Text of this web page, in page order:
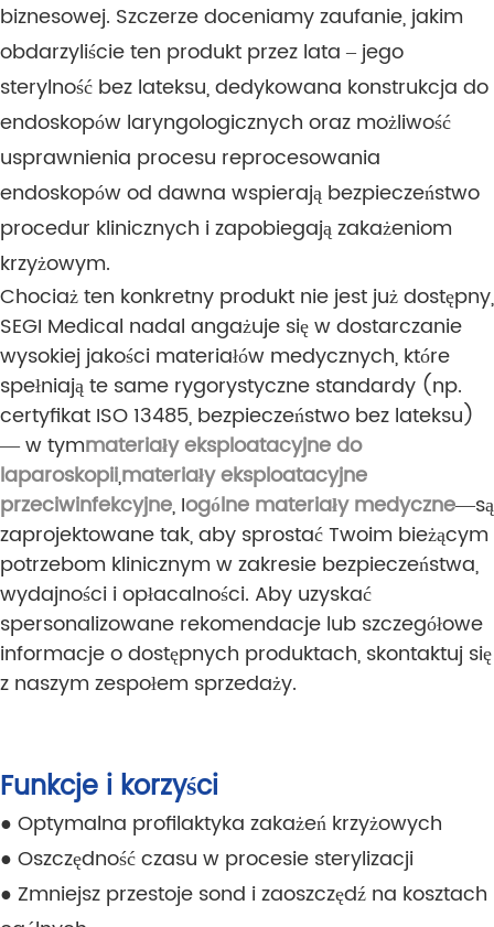
biznesowej. Szczerze doceniamy zaufanie, jakim
obdarzyliście ten produkt przez lata – jego
sterylność bez lateksu, dedykowana konstrukcja do
endoskopów laryngologicznych oraz możliwość
usprawnienia procesu reprocesowania
endoskopów od dawna wspierają bezpieczeństwo
procedur klinicznych i zapobiegają zakażeniom
krzyżowym.
Chociaż ten konkretny produkt nie jest już dostępny,
SEGI Medical nadal angażuje się w dostarczanie
wysokiej jakości materiałów medycznych, które
spełniają te same rygorystyczne standardy (np.
certyfikat ISO 13485, bezpieczeństwo bez lateksu)
— w tymmateriały eksploatacyjne do
laparoskopii,materiały eksploatacyjne
przeciwinfekcyjne, Iogólne materiały medyczne—są
zaprojektowane tak, aby sprostać Twoim bieżącym
potrzebom klinicznym w zakresie bezpieczeństwa,
wydajności i opłacalności. Aby uzyskać
spersonalizowane rekomendacje lub szczegółowe
informacje o dostępnych produktach, skontaktuj się
z naszym zespołem sprzedaży.
Funkcje i korzyści
● Optymalna profilaktyka zakażeń krzyżowych
● Oszczędność czasu w procesie sterylizacji
● Zmniejsz przestoje sond i zaoszczędź na kosztach